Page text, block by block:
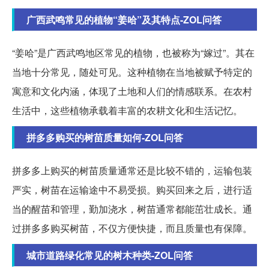
广西武鸣常见的植物“姜哈”及其特点-ZOL问答
“姜哈”是广西武鸣地区常见的植物，也被称为“嫁过”。其在
当地十分常见，随处可见。这种植物在当地被赋予特定的
寓意和文化内涵，体现了土地和人们的情感联系。在农村
生活中，这些植物承载着丰富的农耕文化和生活记忆。
拼多多购买的树苗质量如何-ZOL问答
拼多多上购买的树苗质量通常还是比较不错的，运输包装
严实，树苗在运输途中不易受损。购买回来之后，进行适
当的醒苗和管理，勤加浇水，树苗通常都能茁壮成长。通
过拼多多购买树苗，不仅方便快捷，而且质量也有保障。
城市道路绿化常见的树木种类-ZOL问答